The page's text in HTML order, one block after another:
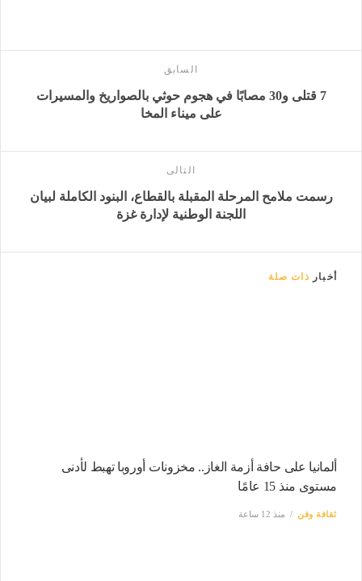
السابق
7 قتلى و30 مصابًا في هجوم حوثي بالصواريخ والمسيرات
على ميناء المخا
التالى
رسمت ملامح المرحلة المقبلة بالقطاع، البنود الكاملة لبيان
اللجنة الوطنية لإدارة غزة
أخبار ذات صلة
ألمانيا على حافة أزمة الغاز.. مخزونات أوروبا تهبط لأدنى
مستوى منذ 15 عامًا
ثقافة وفن منذ 12 ساعة